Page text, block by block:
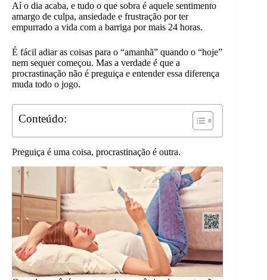
Aí o dia acaba, e tudo o que sobra é aquele sentimento
amargo de culpa, ansiedade e frustração por ter
empurrado a vida com a barriga por mais 24 horas.
É fácil adiar as coisas para o “amanhã” quando o “hoje”
nem sequer começou. Mas a verdade é que a
procrastinação não é preguiça e entender essa diferença
muda todo o jogo.
Conteúdo:
Preguiça é uma coisa, procrastinação é outra.